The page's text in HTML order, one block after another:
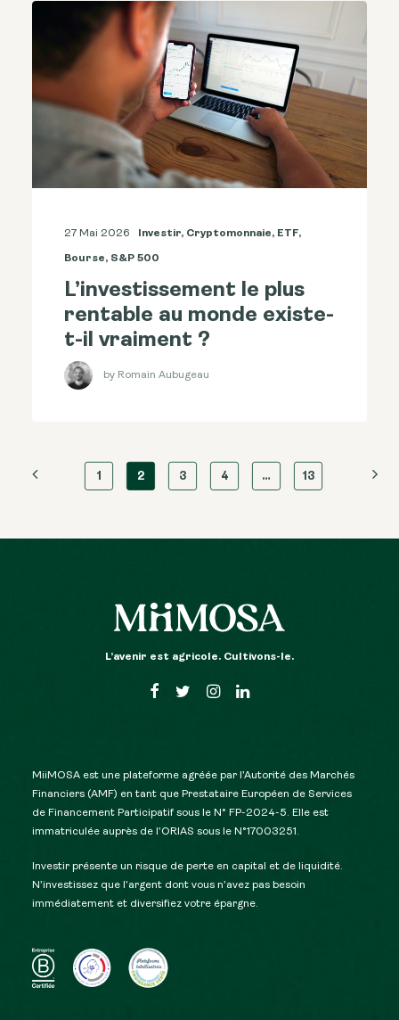
27 Mai 2026 Investir, Cryptomonnaie, ETF,
Bourse, S&p 500
L’investissement le plus
rentable au monde existe-
t-il vraiment ?
by Romain Aubugeau
1 2 3 4 … 13
L’avenir est agricole. Cultivons-le.
MiiMOSA est une plateforme agréée par l’Autorité des Marchés
Financiers (AMF) en tant que Prestataire Européen de Services
de Financement Participatif sous le N° FP-2024-5. Elle est
immatriculée auprès de l’ORIAS sous le N°17003251.
Investir présente un risque de perte en capital et de liquidité.
N’investissez que l’argent dont vous n’avez pas besoin
immédiatement et diversifiez votre épargne.